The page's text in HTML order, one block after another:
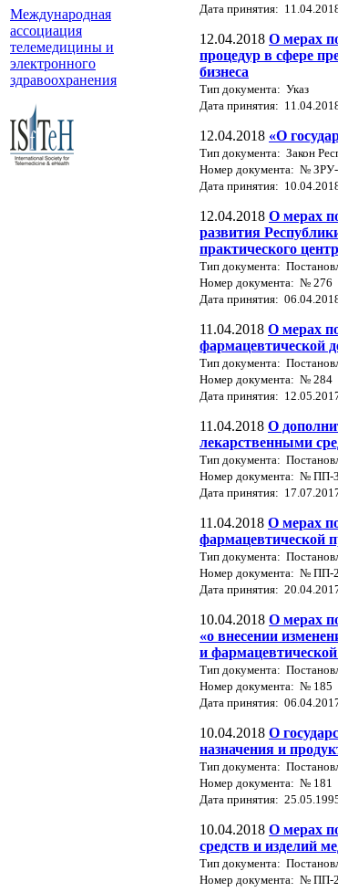
Международная
ассоциация
телемедицины и
электронного
здравоохранения
Дата принятия:
12.04.2018 О мерах
процедур в сфере
бизнеса
Тип документа: Указ
Дата принятия:
12.04.2018 «О
Тип документа: Закон
Номер документа: №
Дата принятия:
12.04.2018 О мерах
развития
практического
Тип документа:
Номер документа: № 276
Дата принятия:
11.04.2018 О мерах
фармацевтической
Тип документа:
Номер документа: № 284
Дата принятия:
11.04.2018 О
лекарственными
Тип документа:
Номер документа: № ПП-
Дата принятия:
11.04.2018 О мерах
фармацевтической
Тип документа:
Номер документа: № ПП-
Дата принятия:
10.04.2018 О мерах
«о внесении
и фармацевтической
Тип документа:
Номер документа: № 185
Дата принятия:
10.04.2018 О
назначения и
Тип документа:
Номер документа: № 181
Дата принятия:
10.04.2018 О мерах
средств и изделий
Тип документа:
Номер документа: № ПП-